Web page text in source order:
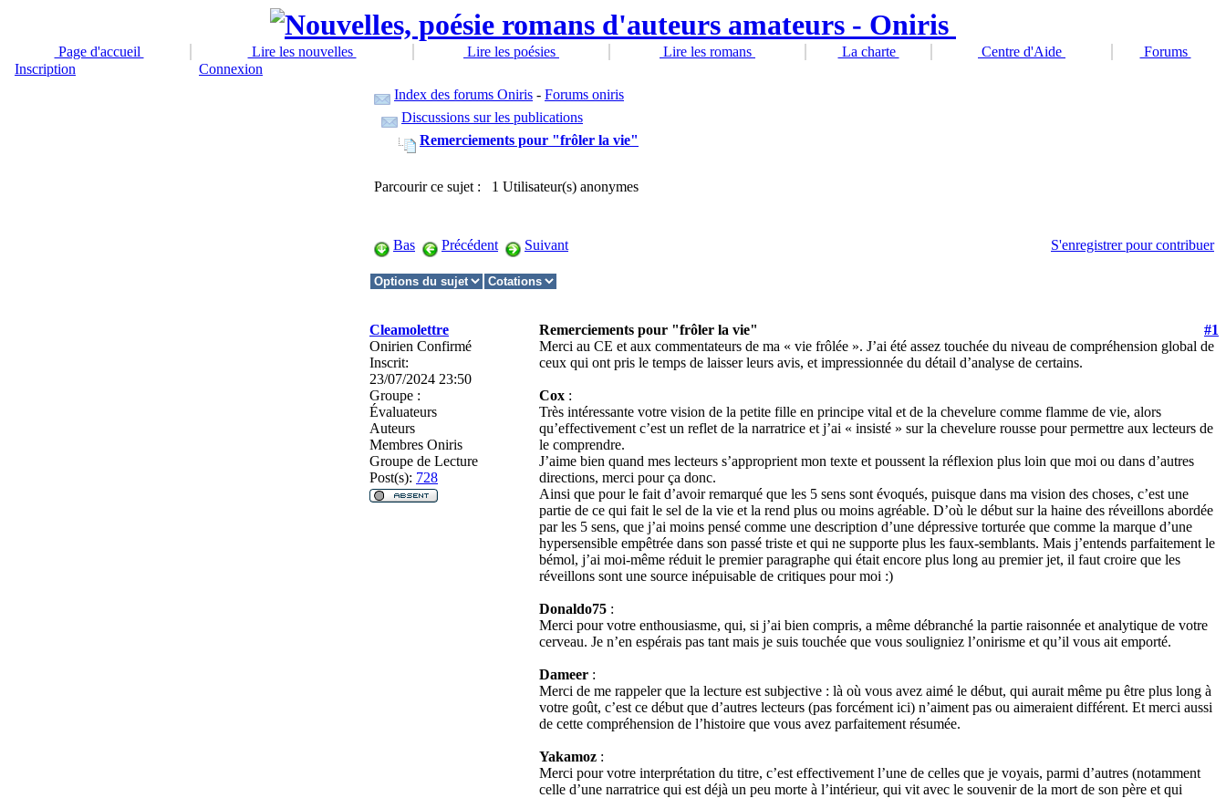
Page d'accueil Lire les nouvelles Lire les poésies Lire les romans La charte Centre d'Aide
Forums
Inscription
Connexion
Index des forums Oniris - Forums oniris
Discussions sur les publications
Remerciements pour "frôler la vie"
Parcourir ce sujet : 1 Utilisateur(s) anonymes
Bas Précédent Suivant S'enregistrer pour contribuer
Cleamolettre Remerciements pour "frôler la vie"
#1
Onirien Confirmé
Inscrit:
23/07/2024 23:50
Groupe :
Évaluateurs
Auteurs
Membres Oniris
Groupe de Lecture
Post(s): 728
Merci au CE et aux commentateurs de ma « vie frôlée ». J’ai été assez touchée du niveau de compréhension global de
ceux qui ont pris le temps de laisser leurs avis, et impressionnée du détail d’analyse de certains.
Cox :
Très intéressante votre vision de la petite fille en principe vital et de la chevelure comme flamme de vie, alors
qu’effectivement c’est un reflet de la narratrice et j’ai « insisté » sur la chevelure rousse pour permettre aux lecteurs de
le comprendre.
J’aime bien quand mes lecteurs s’approprient mon texte et poussent la réflexion plus loin que moi ou dans d’autres
directions, merci pour ça donc.
Ainsi que pour le fait d’avoir remarqué que les 5 sens sont évoqués, puisque dans ma vision des choses, c’est une
partie de ce qui fait le sel de la vie et la rend plus ou moins agréable. D’où le début sur la haine des réveillons abordée
par les 5 sens, que j’ai moins pensé comme une description d’une dépressive torturée que comme la marque d’une
hypersensible empêtrée dans son passé triste et qui ne supporte plus les faux-semblants. Mais j’entends parfaitement le
bémol, j’ai moi-même réduit le premier paragraphe qui était encore plus long au premier jet, il faut croire que les
réveillons sont une source inépuisable de critiques pour moi :)
Donaldo75 :
Merci pour votre enthousiasme, qui, si j’ai bien compris, a même débranché la partie raisonnée et analytique de votre
cerveau. Je n’en espérais pas tant mais je suis touchée que vous souligniez l’onirisme et qu’il vous ait emporté.
Dameer :
Merci de me rappeler que la lecture est subjective : là où vous avez aimé le début, qui aurait même pu être plus long à
votre goût, c’est ce début que d’autres lecteurs (pas forcément ici) n’aiment pas ou aimeraient différent. Et merci aussi
de cette compréhension de l’histoire que vous avez parfaitement résumée.
Yakamoz :
Merci pour votre interprétation du titre, c’est effectivement l’une de celles que je voyais, parmi d’autres (notamment
celle d’une narratrice qui est déjà un peu morte à l’intérieur, qui vit avec le souvenir de la mort de son père et qui